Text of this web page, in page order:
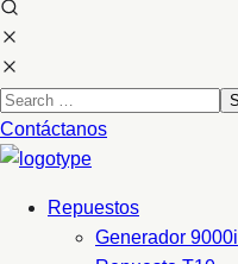
Contáctanos
Repuestos
Generador 9000i